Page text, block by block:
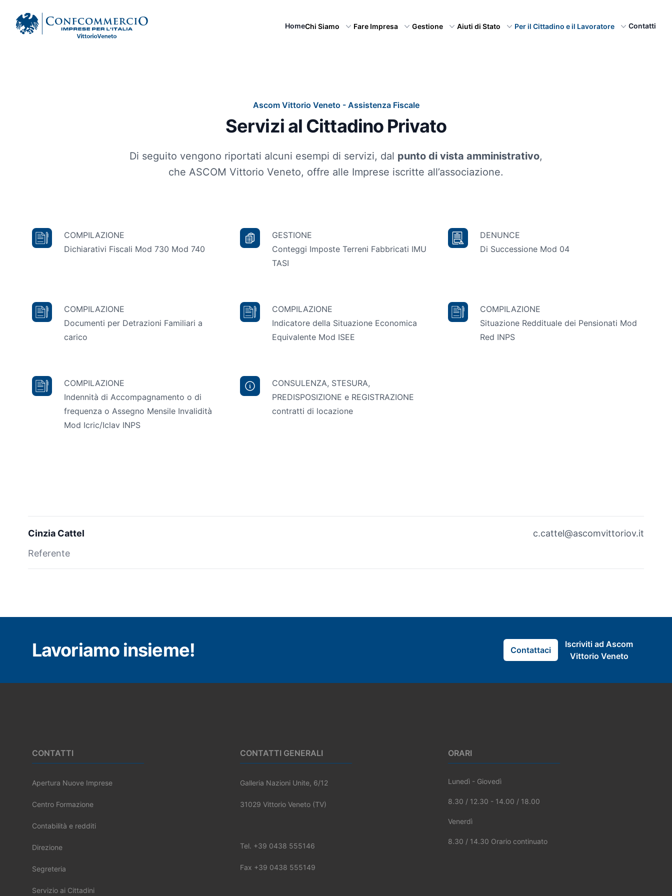
Ascom Vittorio Veneto
HomeChi Siamo Fare Impresa Gestione Aiuti di Stato Per il Cittadino e il Lavoratore Contatti
Ascom Vittorio Veneto - Assistenza Fiscale
Servizi al Cittadino Privato
Di seguito vengono riportati alcuni esempi di servizi, dal punto di vista amministrativo,
che ASCOM Vittorio Veneto, offre alle Imprese iscritte all’associazione.
COMPILAZIONE
Dichiarativi Fiscali Mod 730 Mod 740
GESTIONE
Conteggi Imposte Terreni Fabbricati IMU
TASI
DENUNCE
Di Successione Mod 04
COMPILAZIONE
Documenti per Detrazioni Familiari a
carico
COMPILAZIONE
Indicatore della Situazione Economica
Equivalente Mod ISEE
COMPILAZIONE
Situazione Reddituale dei Pensionati Mod
Red INPS
COMPILAZIONE
Indennità di Accompagnamento o di
frequenza o Assegno Mensile Invalidità
Mod Icric/Iclav INPS
CONSULENZA, STESURA,
PREDISPOSIZIONE e REGISTRAZIONE
contratti di locazione
Cinzia Cattel
Referente
c.cattel@ascomvittoriov.it
Lavoriamo insieme! Contattaci
Iscriviti ad Ascom
Vittorio Veneto
CONTATTI
Apertura Nuove Imprese
Centro Formazione
Contabilità e redditi
Direzione
Segreteria
Servizio ai Cittadini
CONTATTI GENERALI
Galleria Nazioni Unite, 6/12
31029 Vittorio Veneto (TV)
Tel. +39 0438 555146
Fax +39 0438 555149
ORARI
Lunedì - Giovedì
8.30 / 12.30 - 14.00 / 18.00
Venerdì
8.30 / 14.30 Orario continuato